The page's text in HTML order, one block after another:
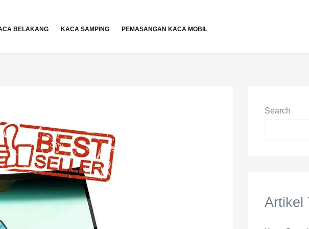
BELAKANG KACA SAMPING PEMASANGAN KACA MOBIL
Search
Artikel